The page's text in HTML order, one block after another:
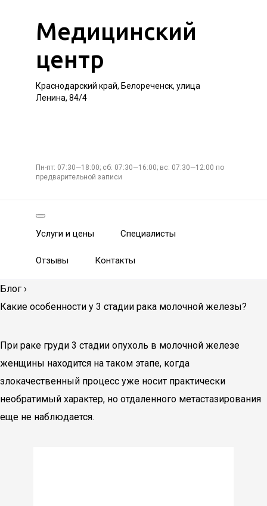
Медицинский
центр
Краснодарский край, Белореченск, улица
Ленина, 84/4
Пн-пт: 07:30—18:00; сб: 07:30—16:00; вс: 07:30—12:00 по
предварительной записи
Услуги и цены Специалисты
Отзывы Контакты
Блог ›
Какие особенности у 3 стадии рака молочной железы?
При раке груди 3 стадии опухоль в молочной железе
женщины находится на таком этапе, когда
злокачественный процесс уже носит практически
необратимый характер, но отдаленного метастазирования
еще не наблюдается.